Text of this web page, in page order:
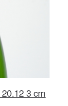
3 cm